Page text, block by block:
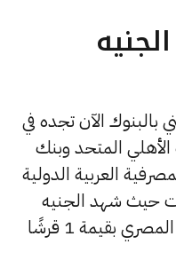
بالبنوك الآن تجده في
المتحد وبنك
العربية الدولية
حيث شهد الجنيه
الاسترليني انخفاضًا أمام الجنيه المصري بقيمة 1 قرشًا